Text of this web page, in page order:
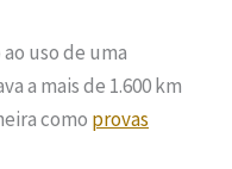
uso de uma
a mais de 1.600 km
como provas